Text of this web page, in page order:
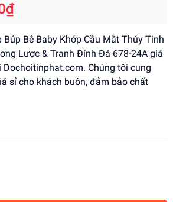
Bê Baby Khớp Cầu Mắt Thủy Tinh
Lược & Tranh Đính Đá 678-24A giá
Dochoitinphat.com. Chúng tôi cung
sỉ cho khách buôn, đảm bảo chất